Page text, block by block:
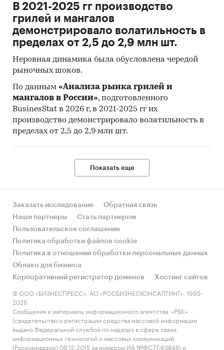
В 2021-2025 гг производство
грилей и мангалов
демонстрировало волатильность в
пределах от 2,5 до 2,9 млн шт.
Неровная динамика была обусловлена чередой
рыночных шоков.
По данным «Анализа рынка грилей и
мангалов в России», подготовленного
BusinesStat в 2026 г, в 2021-2025 гг их
производство демонстрировало волатильность в
пределах от 2,5 до 2,9 млн шт.
Показать еще
Заказать исследование
Обратная связь
Наши партнеры
Стать партнером
Пользовательское соглашение
Политика обработки файлов cookie
Политика в отношении обработки персональных данных
Облако для бизнеса
Корпоративный регистратор доменов
Хостинг сайтов
© ООО «БИЗНЕСПРЕСС», АО «РОСБИЗНЕСКОНСАЛТИНГ», 1995-
2026.
Сообщения и материалы информационного агентства «РБК»
(свидетельство о регистрации средства массовой информации
выдано Федеральной службой по надзору в сфере связи,
информационных технологий и массовых коммуникаций
(Роскомнадзор) 09.12.2015 за номером ИА №ФС77-63848) и